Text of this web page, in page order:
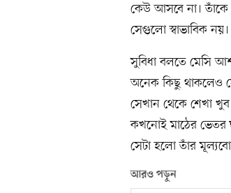
কেউ আসবে না। তাঁকে
সেগুলো স্বাভাবিক
সুবিধা বলতে মেসি
অনেক কিছু থাকলেও
সেখান থেকে শেখা
কখনোই মাঠের ভেতর
সেটা হলো তাঁর
আরও পড়ুন